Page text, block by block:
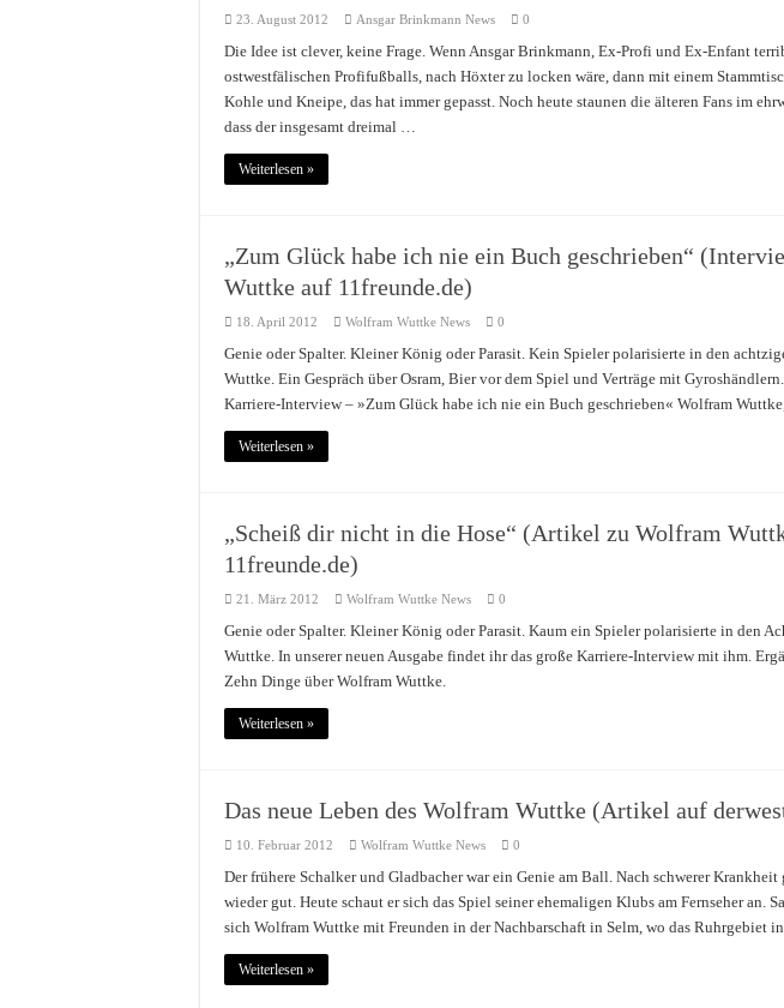
23. August 2012 Ansgar Brinkmann News 0
Die Idee ist clever, keine Frage. Wenn Ansgar Brinkmann, Ex-Profi und Ex-Enfant
ostwestfälischen Profifußballs, nach Höxter zu locken wäre, dann mit einem
Kohle und Kneipe, das hat immer gepasst. Noch heute staunen die älteren Fans im
dass der insgesamt dreimal …
Weiterlesen »
„Zum Glück habe ich nie ein Buch geschrieben“
Wuttke auf 11freunde.de)
18. April 2012 Wolfram Wuttke News 0
Genie oder Spalter. Kleiner König oder Parasit. Kein Spieler polarisierte in den
Wuttke. Ein Gespräch über Osram, Bier vor dem Spiel und Verträge mit
Karriere-Interview – »Zum Glück habe ich nie ein Buch geschrieben« Wolfram
Weiterlesen »
„Scheiß dir nicht in die Hose“ (Artikel zu Wolfram
11freunde.de)
21. März 2012 Wolfram Wuttke News 0
Genie oder Spalter. Kleiner König oder Parasit. Kaum ein Spieler polarisierte in den
Wuttke. In unserer neuen Ausgabe findet ihr das große Karriere-Interview mit ihm.
Zehn Dinge über Wolfram Wuttke.
Weiterlesen »
Das neue Leben des Wolfram Wuttke (Artikel auf
10. Februar 2012 Wolfram Wuttke News 0
Der frühere Schalker und Gladbacher war ein Genie am Ball. Nach schwerer
wieder gut. Heute schaut er sich das Spiel seiner ehemaligen Klubs am Fernseher an.
sich Wolfram Wuttke mit Freunden in der Nachbarschaft in Selm, wo das Ruhrgebiet
Weiterlesen »